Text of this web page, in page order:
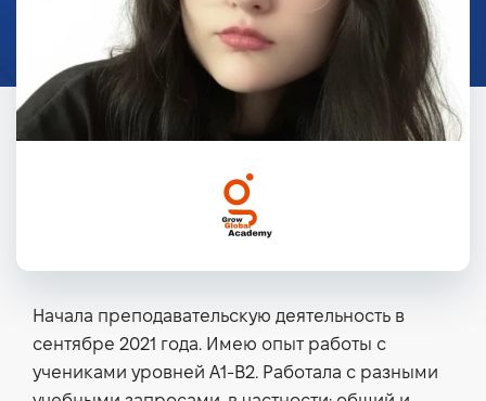
Начала преподавательскую деятельность в
сентябре 2021 года. Имею опыт работы с
учениками уровней A1-B2. Работала с разными